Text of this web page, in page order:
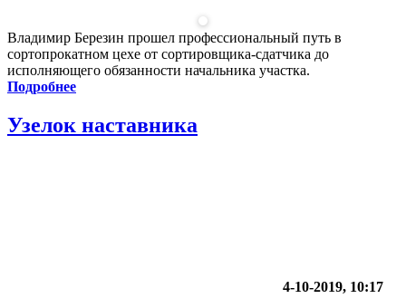
Владимир Березин прошел профессиональный путь в
сортопрокатном цехе от сортировщика-сдатчика до
исполняющего обязанности начальника участка.
Подробнее
Узелок наставника
4-10-2019, 10:17